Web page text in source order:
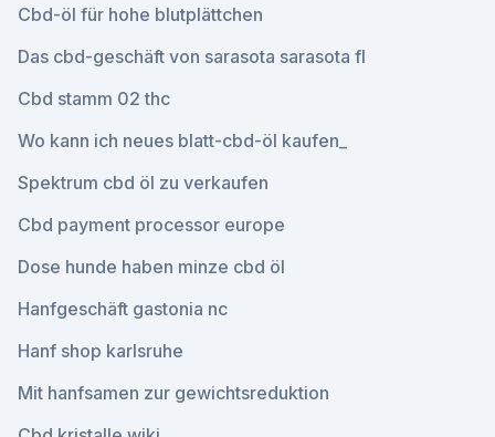
Cbd-öl für hohe blutplättchen
Das cbd-geschäft von sarasota sarasota fl
Cbd stamm 02 thc
Wo kann ich neues blatt-cbd-öl kaufen_
Spektrum cbd öl zu verkaufen
Cbd payment processor europe
Dose hunde haben minze cbd öl
Hanfgeschäft gastonia nc
Hanf shop karlsruhe
Mit hanfsamen zur gewichtsreduktion